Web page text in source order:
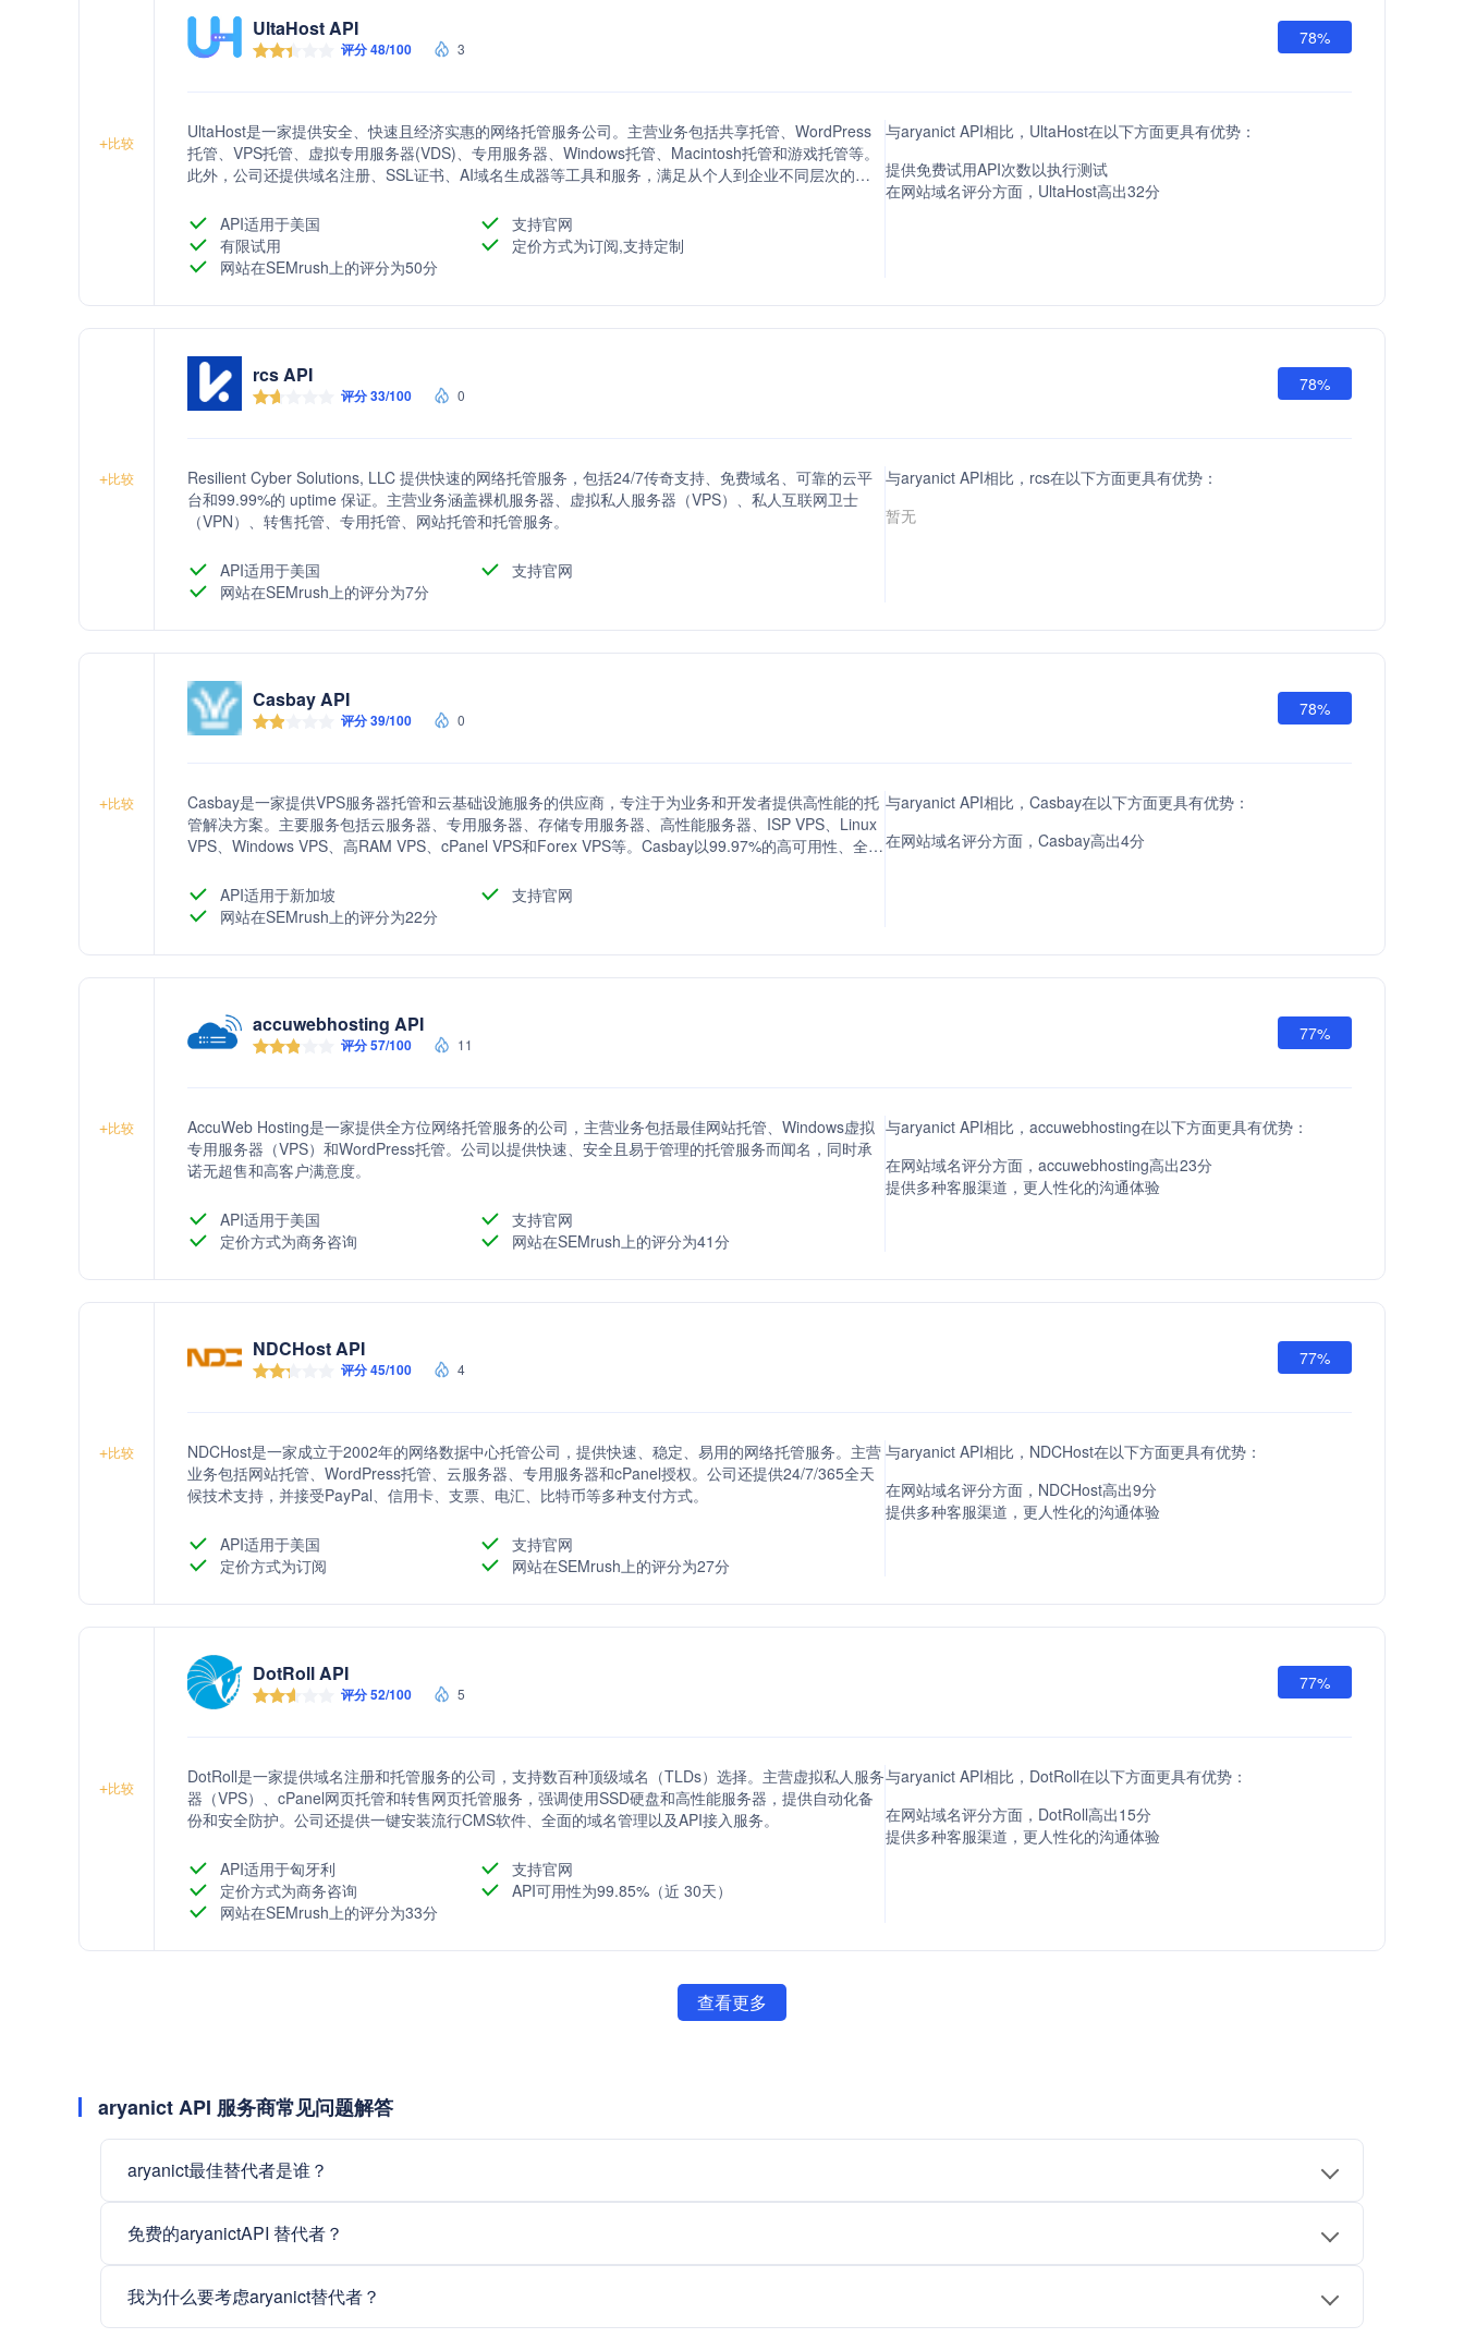
+比较
UltaHost API
评分 48/100 3
78%
UltaHost是一家提供安全、快速且经济实惠的网络托管服务公司。主营业务包括共享托管、WordPress
托管、VPS托管、虚拟专用服务器(VDS)、专用服务器、Windows托管、Macintosh托管和游戏托管等。
此外，公司还提供域名注册、SSL证书、AI域名生成器等工具和服务，满足从个人到企业不同层次的需
API适用于美国
支持官网
有限试用
定价方式为订阅,支持定制
网站在SEMrush上的评分为50分
与aryanict API相比，UltaHost在以下方面更具有优势：
提供免费试用API次数以执行测试
在网站域名评分方面，UltaHost高出32分
+比较
rcs API
评分 33/100 0
78%
Resilient Cyber Solutions, LLC 提供快速的网络托管服务，包括24/7传奇支持、免费域名、可靠的云平
台和99.99%的 uptime 保证。主营业务涵盖裸机服务器、虚拟私人服务器（VPS）、私人互联网卫士
（VPN）、转售托管、专用托管、网站托管和托管服务。
API适用于美国
支持官网
网站在SEMrush上的评分为7分
与aryanict API相比，rcs在以下方面更具有优势：
暂无
+比较
Casbay API
评分 39/100 0
78%
Casbay是一家提供VPS服务器托管和云基础设施服务的供应商，专注于为业务和开发者提供高性能的托
管解决方案。主要服务包括云服务器、专用服务器、存储专用服务器、高性能服务器、ISP VPS、Linux
VPS、Windows VPS、高RAM VPS、cPanel VPS和Forex VPS等。Casbay以99.97%的高可用性、全根
子商务的云解决方案需求。
API适用于新加坡
支持官网
网站在SEMrush上的评分为22分
与aryanict API相比，Casbay在以下方面更具有优势：
在网站域名评分方面，Casbay高出4分
+比较
accuwebhosting API
评分 57/100 11
77%
AccuWeb Hosting是一家提供全方位网络托管服务的公司，主营业务包括最佳网站托管、Windows虚拟
专用服务器（VPS）和WordPress托管。公司以提供快速、安全且易于管理的托管服务而闻名，同时承
诺无超售和高客户满意度。
API适用于美国
支持官网
定价方式为商务咨询
网站在SEMrush上的评分为41分
与aryanict API相比，accuwebhosting在以下方面更具有优势：
在网站域名评分方面，accuwebhosting高出23分
提供多种客服渠道，更人性化的沟通体验
+比较
NDCHost API
评分 45/100 4
77%
NDCHost是一家成立于2002年的网络数据中心托管公司，提供快速、稳定、易用的网络托管服务。主营
业务包括网站托管、WordPress托管、云服务器、专用服务器和cPanel授权。公司还提供24/7/365全天
候技术支持，并接受PayPal、信用卡、支票、电汇、比特币等多种支付方式。
API适用于美国
支持官网
定价方式为订阅
网站在SEMrush上的评分为27分
与aryanict API相比，NDCHost在以下方面更具有优势：
在网站域名评分方面，NDCHost高出9分
提供多种客服渠道，更人性化的沟通体验
+比较
DotRoll API
评分 52/100 5
77%
DotRoll是一家提供域名注册和托管服务的公司，支持数百种顶级域名（TLDs）选择。主营虚拟私人服务
器（VPS）、cPanel网页托管和转售网页托管服务，强调使用SSD硬盘和高性能服务器，提供自动化备
份和安全防护。公司还提供一键安装流行CMS软件、全面的域名管理以及API接入服务。
API适用于匈牙利
支持官网
定价方式为商务咨询
API可用性为99.85%（近 30天）
网站在SEMrush上的评分为33分
与aryanict API相比，DotRoll在以下方面更具有优势：
在网站域名评分方面，DotRoll高出15分
提供多种客服渠道，更人性化的沟通体验
查看更多
aryanict API 服务商常见问题解答
aryanict最佳替代者是谁？
免费的aryanictAPI 替代者？
我为什么要考虑aryanict替代者？